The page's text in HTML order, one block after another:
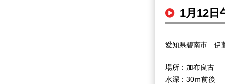
1月12日
愛知県碧南市 伊
場所：加布良古
水深：30ｍ前後